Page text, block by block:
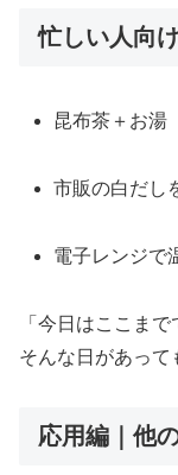
忙しい人向
昆布茶＋お湯
市販の白だし
電子レンジで
「今日はここまで
そんな日があって
応用編｜他